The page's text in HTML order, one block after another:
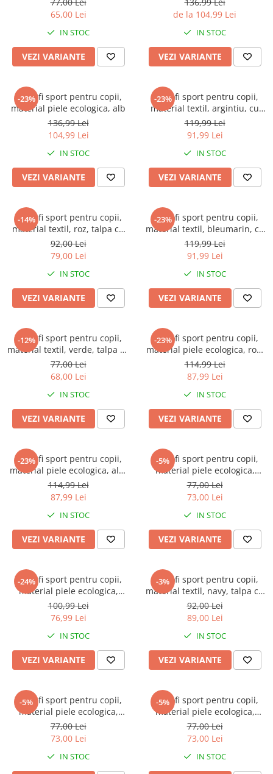
Cry Babies
Wonder Woman
The Grinch
FLAMINGO
Incaltaminte fete
Ghete si cizme fete
Pantofi fete
Pantofi sport fete
Sandale fete
65,00 Lei
IN STOC
VEZI VARIANTE
de la 104,99 Lei
IN STOC
VEZI VARIANTE
-23%
Pantofi sport pentru copii,
material piele ecologica, alb
136,99 Lei
104,99 Lei
IN STOC
VEZI VARIANTE
-23%
Pantofi sport pentru copii,
material textil, argintiu, cu
leduri
119,99 Lei
91,99 Lei
IN STOC
VEZI VARIANTE
-14%
Pantofi sport pentru copii,
material textil, roz, talpa cu
leduri
92,00 Lei
79,00 Lei
IN STOC
VEZI VARIANTE
-23%
Pantofi sport pentru copii,
material textil, bleumarin, cu
leduri
119,99 Lei
91,99 Lei
IN STOC
VEZI VARIANTE
-12%
Pantofi sport pentru copii,
material textil, verde, talpa cu
leduri
77,00 Lei
68,00 Lei
IN STOC
VEZI VARIANTE
-23%
Pantofi sport pentru copii,
material piele ecologica, roz,
Heart
114,99 Lei
87,99 Lei
IN STOC
VEZI VARIANTE
-23%
Pantofi sport pentru copii,
material piele ecologica, alb,
Heart
114,99 Lei
87,99 Lei
IN STOC
VEZI VARIANTE
-5%
Pantofi sport pentru copii,
material piele ecologica,
negru, Kids
77,00 Lei
73,00 Lei
IN STOC
VEZI VARIANTE
-24%
Pantofi sport pentru copii,
material piele ecologica,
negru/albastru
100,99 Lei
76,99 Lei
IN STOC
VEZI VARIANTE
-3%
Pantofi sport pentru copii,
material textil, navy, talpa cu
leduri
92,00 Lei
89,00 Lei
IN STOC
VEZI VARIANTE
-5%
Pantofi sport pentru copii,
material piele ecologica,
alb/verde
77,00 Lei
73,00 Lei
IN STOC
-5%
Pantofi sport pentru copii,
material piele ecologica,
bleumarin/verde
77,00 Lei
73,00 Lei
IN STOC